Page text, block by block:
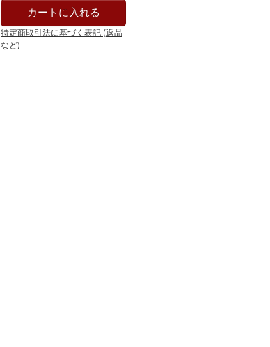
特定商取引法に基づく表記 (返品
など)